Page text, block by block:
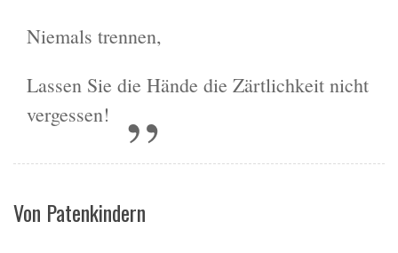
Niemals trennen,
Lassen Sie die Hände die Zärtlichkeit nicht
vergessen!
Von Patenkindern